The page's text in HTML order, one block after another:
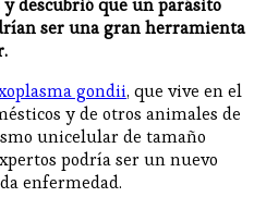
ser una gran herramienta
gondii, que vive en el
y de otros animales de
unicelular de tamaño
podría ser un nuevo
enfermedad.